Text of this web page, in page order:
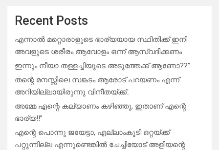
Recent Posts
എന്നാൽ മറ്റൊരാളുടെ ഭാര്യയായ സ്ഥിതിക്ക് ഇനി
അവളുടെ ശരീരം ആവോളം ഒന്ന് ആസ്വദിക്കണം
ഇന്നും നീയാ തള്ളച്ചിയുടെ അടുത്തേക്ക് ആണോ??”
തന്റെ മനസ്സിലെ സങ്കടം ആരോട് പറയണം എന്ന്
അറിയില്ലായിരുന്നു വിനീതയ്ക്ക്..
അമ്മേ എന്റെ കല്യാണം കഴിഞ്ഞു, ഇതാണ് എന്റെ
ഭാര്യ!!”
എന്റെ പൊന്നു ജയേട്ടാ, എല്ലാംകൂടി ഒറ്റയ്ക്ക്
പറ്റുന്നില്ല എന്നുണ്ടെങ്കിൽ ചേച്ചിയോട് അളിയന്റെ